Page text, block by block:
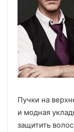
Пучки на
и модная
защитить